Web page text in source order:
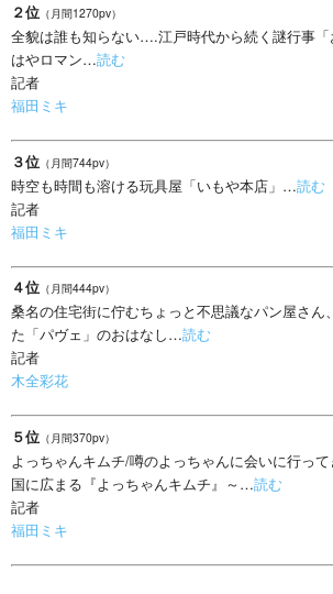
２位 （月間1270pv）
全貌は誰も知らない….江戸時代から続く謎行事「
はやロマン…読む
記者
福田ミキ
３位 （月間744pv）
時空も時間も溶ける玩具屋「いもや本店」…読む
記者
福田ミキ
４位 （月間444pv）
桑名の住宅街に佇むちょっと不思議なパン屋さん
た「パヴェ」のおはなし…読む
記者
木全彩花
５位 （月間370pv）
よっちゃんキムチ/噂のよっちゃんに会いに行っ
国に広まる『よっちゃんキムチ』～…読む
記者
福田ミキ